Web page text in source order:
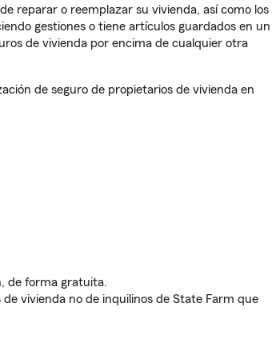
reparar o reemplazar su vivienda, así como los
gestiones o tiene artículos guardados en un
de vivienda por encima de cualquier otra
de seguro de propietarios de vivienda en
de forma gratuita.
vivienda no de inquilinos de State Farm que